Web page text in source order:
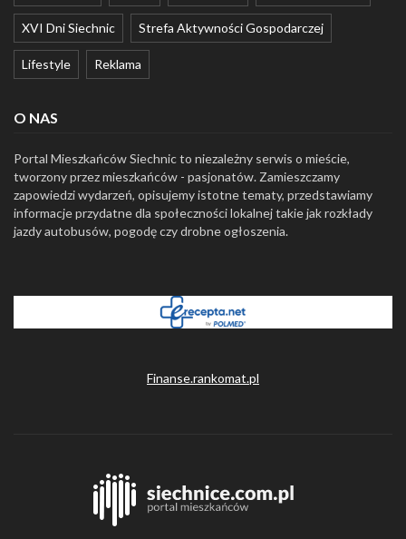
XVI Dni Siechnic Strefa Aktywności Gospodarczej
Lifestyle Reklama
O NAS
Portal Mieszkańców Siechnic to niezależny serwis o mieście,
tworzony przez mieszkańców - pasjonatów. Zamieszczamy
zapowiedzi wydarzeń, opisujemy istotne tematy, przedstawiamy
informacje przydatne dla społeczności lokalnej takie jak rozkłady
jazdy autobusów, pogodę czy drobne ogłoszenia.
Finanse.rankomat.pl